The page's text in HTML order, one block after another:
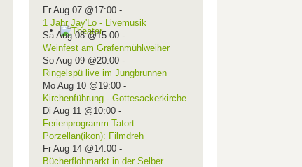
Fr Aug 07 @17:00-
1 Jahr Jay'Lo - Livemusik
Sa Aug 08 @15:00-
Weinfest am Grafenmühlweiher
So Aug 09 @20:00-
Ringelspü live im Jungbrunnen
Mo Aug 10 @19:00-
Kirchenführung - Gottesackerkirche
Di Aug 11 @10:00-
Ferienprogramm Tatort
Porzellan(ikon): Filmdreh
Fr Aug 14 @14:00-
Bücherflohmarkt in der Selber